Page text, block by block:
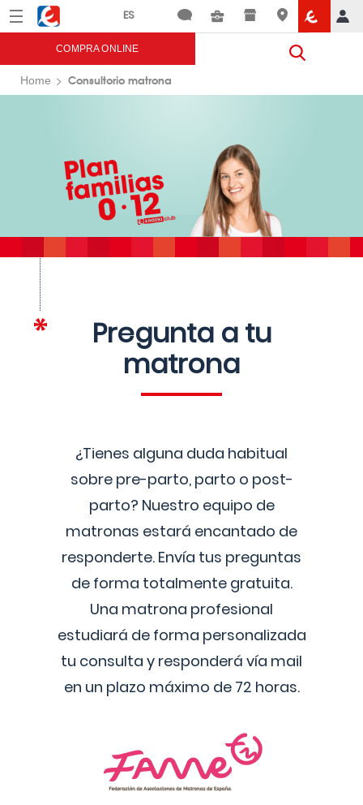
Menú Eroski
COMPRA ONLINE
Home Consultorio matrona
Pregunta a tu
matrona
¿Tienes alguna duda habitual
sobre pre-parto, parto o post-
parto? Nuestro equipo de
matronas estará encantado de
responderte. Envía tus preguntas
de forma totalmente gratuita.
Una matrona profesional
estudiará de forma personalizada
tu consulta y responderá vía mail
en un plazo máximo de 72 horas.